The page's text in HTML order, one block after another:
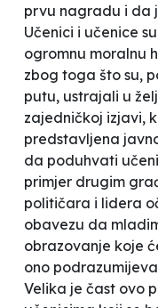
prvu nagradu i da
Učenici i učenice
ogromnu moralnu
zbog toga što su,
putu, ustrajali u
zajedničkoj izjavi,
predstavljena
da poduhvati
primjer drugim
političara i lidera
obavezu da
obrazovanje koje
ono
Velika je čast ovo